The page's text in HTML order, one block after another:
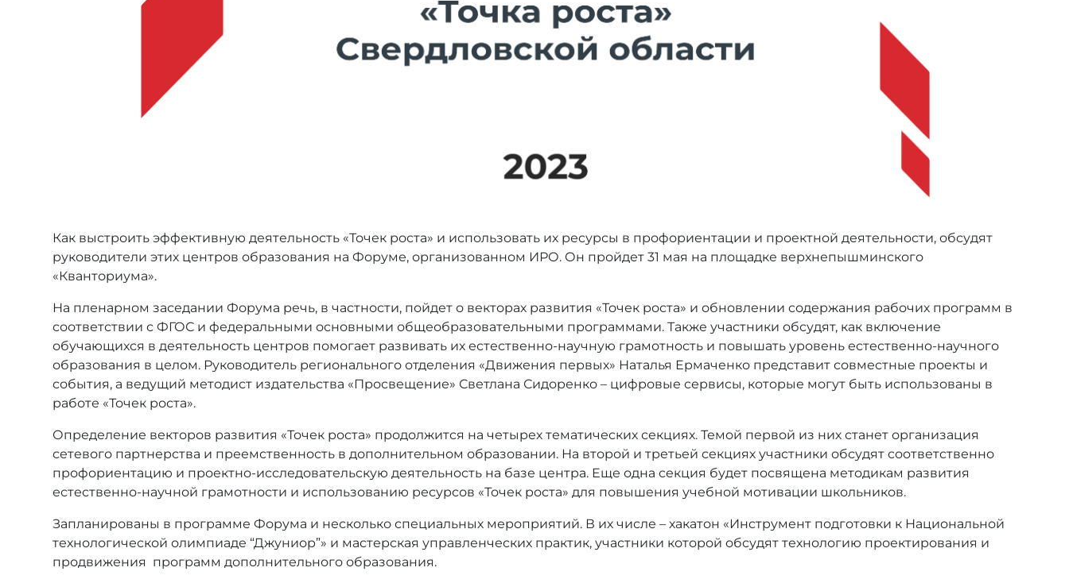
Как выстроить эффективную деятельность «Точек роста» и использовать их ресурсы в профориентации и проектной деятельности, обсудят
руководители этих центров образования на Форуме, организованном ИРО. Он пройдет 31 мая на площадке верхнепышминского
«Кванториума».
На пленарном заседании Форума речь, в частности, пойдет о векторах развития «Точек роста» и обновлении содержания рабочих программ в
соответствии с ФГОС и федеральными основными общеобразовательными программами. Также участники обсудят, как включение
обучающихся в деятельность центров помогает развивать их естественно-научную грамотность и повышать уровень естественно-научного
образования в целом. Руководитель регионального отделения «Движения первых» Наталья Ермаченко представит совместные проекты и
события, а ведущий методист издательства «Просвещение» Светлана Сидоренко – цифровые сервисы, которые могут быть использованы в
работе «Точек роста».
Определение векторов развития «Точек роста» продолжится на четырех тематических секциях. Темой первой из них станет организация
сетевого партнерства и преемственность в дополнительном образовании. На второй и третьей секциях участники обсудят соответственно
профориентацию и проектно-исследовательскую деятельность на базе центра. Еще одна секция будет посвящена методикам развития
естественно-научной грамотности и использованию ресурсов «Точек роста» для повышения учебной мотивации школьников.
Запланированы в программе Форума и несколько специальных мероприятий. В их числе – хакатон «Инструмент подготовки к Национальной
технологической олимпиаде “Джуниор”» и мастерская управленческих практик, участники которой обсудят технологию проектирования и
продвижения программ дополнительного образования.